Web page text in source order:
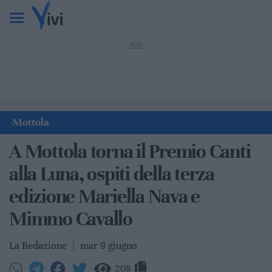
Mottola
A Mottola torna il Premio Canti
alla Luna, ospiti della terza
edizione Mariella Nava e
Mimmo Cavallo
La Redazione mar 9 giugno
208